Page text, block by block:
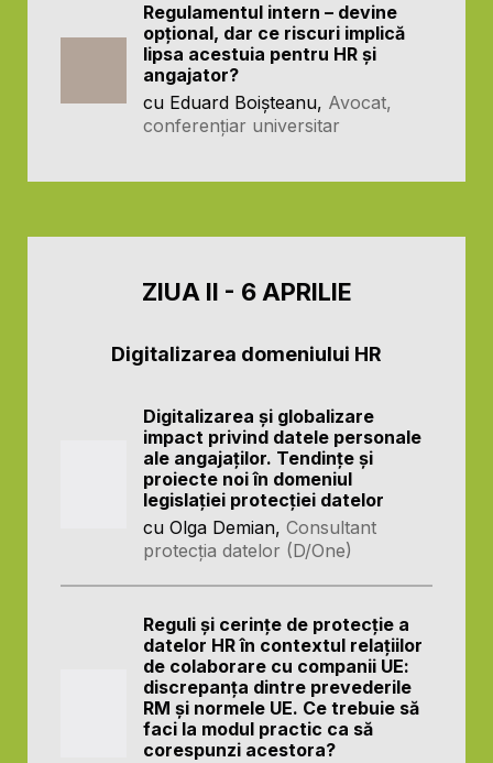
Regulamentul intern – devine
opțional, dar ce riscuri implică
lipsa acestuia pentru HR și
angajator?
cu Eduard Boișteanu, Avocat,
conferențiar universitar
ZIUA II - 6 APRILIE
Digitalizarea domeniului HR
Digitalizarea și globalizare
impact privind datele personale
ale angajaților. Tendințe și
proiecte noi în domeniul
legislației protecției datelor
cu Olga Demian, Consultant
protecția datelor (D/One)
Reguli și cerințe de protecție a
datelor HR în contextul relațiilor
de colaborare cu companii UE:
discrepanța dintre prevederile
RM și normele UE. Ce trebuie să
faci la modul practic ca să
corespunzi acestora?